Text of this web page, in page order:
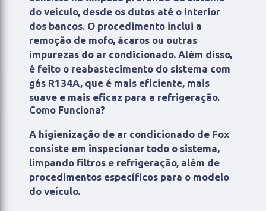
do veículo, desde os dutos até o interior
dos bancos. O procedimento inclui a
remoção de mofo, ácaros ou outras
impurezas do ar condicionado. Além disso,
é feito o reabastecimento do sistema com
gás R134A, que é mais eficiente, mais
suave e mais eficaz para a refrigeração.
Como Funciona?
A higienização de ar condicionado de Fox
consiste em inspecionar todo o sistema,
limpando filtros e refrigeração, além de
procedimentos específicos para o modelo
do veículo.